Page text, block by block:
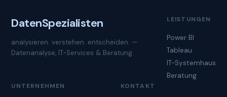
DatenSpezialisten
analysieren. verstehen. entscheiden. —
Datenanalyse, IT-Services & Beratung.
LEISTUNGEN
Power BI
Tableau
IT-Systemhaus
Beratung
UNTERNEHMEN KONTAKT